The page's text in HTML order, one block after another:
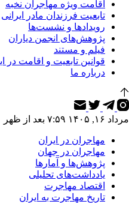
اقامت ویژه مهاجران نخبه
تابعیت فرزندان مادر ایرانی
رویدادها و نشست‌ها
پژوهش‌های انجمن دیاران
فیلم و مستند
قوانین تابعیت و اقامت در
درباره ما
مرداد ۱۶, ۱۴۰۵ ۷:۵۹ بعد از ظهر
مهاجران در ایران
مهاجران در جهان
پژوهش‌ها و آمارها
یادداشت‌های تحلیلی
اقتصاد مهاجرت
تاریخ مهاجرت به ایران